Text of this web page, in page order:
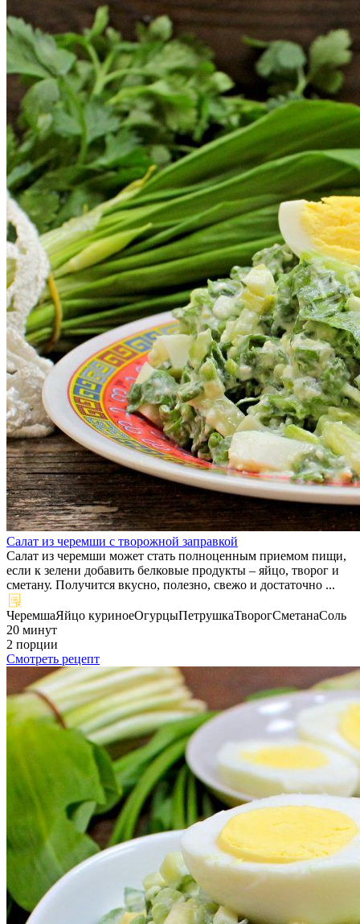
Салат из черемши с творожной заправкой
Салат из черемши может стать полноценным приемом пищи,
если к зелени добавить белковые продукты – яйцо, творог и
сметану. Получится вкусно, полезно, свежо и достаточно ...
ЧеремшаЯйцо куриноеОгурцыПетрушкаТворогСметанаСоль
20 минут
2 порции
Смотреть рецепт